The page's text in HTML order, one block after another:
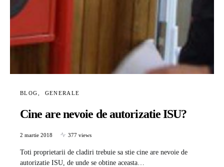
BLOG GENERALE
Cine are nevoie de autorizatie ISU?
2 martie 2018 377 views
Toti proprietarii de cladiri trebuie sa stie cine are nevoie de
autorizatie ISU, de unde se obtine aceasta…